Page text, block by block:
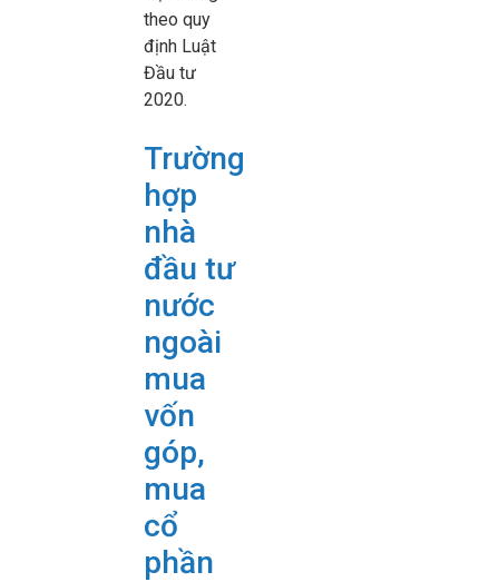
theo quy
định Luật
Đầu tư
2020.
Trường
hợp
nhà
đầu tư
nước
ngoài
mua
vốn
góp,
mua
cổ
phần